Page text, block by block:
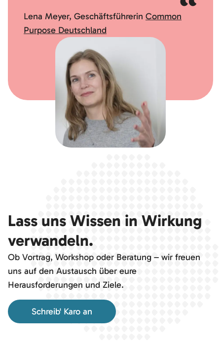
Lena Meyer, Geschäftsführerin Common
Purpose Deutschland
Lass uns Wissen in Wirkung
verwandeln.
Ob Vortrag, Workshop oder Beratung – wir freuen
uns auf den Austausch über eure
Herausforderungen und Ziele.
Schreib' Karo an